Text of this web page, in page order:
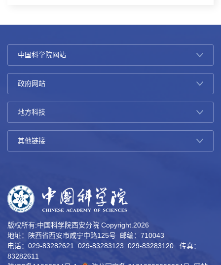
版权所有:中国科学院西安分院 Copyright. 2026
地址：陕西省西安市咸宁中路125号 邮编：710043
电话：029-83282621 029-83283123 029-83283120 传真：
83282611